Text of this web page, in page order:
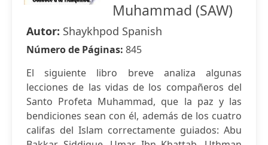
Muhammad (SAW)
Autor: Shaykhpod Spanish
Número de Páginas: 845
El siguiente libro breve analiza algunas
lecciones de las vidas de los compañeros del
Santo Profeta Muhammad, que la paz y las
bendiciones sean con él, además de los cuatro
califas del Islam correctamente guiados: Abu